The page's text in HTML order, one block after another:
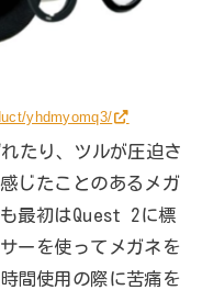
yhdmyomq3/
たり、ツルが圧迫さ
じたことのあるメガ
最初はQuest 2に標
ーを使ってメガネを
間使用の際に苦痛を